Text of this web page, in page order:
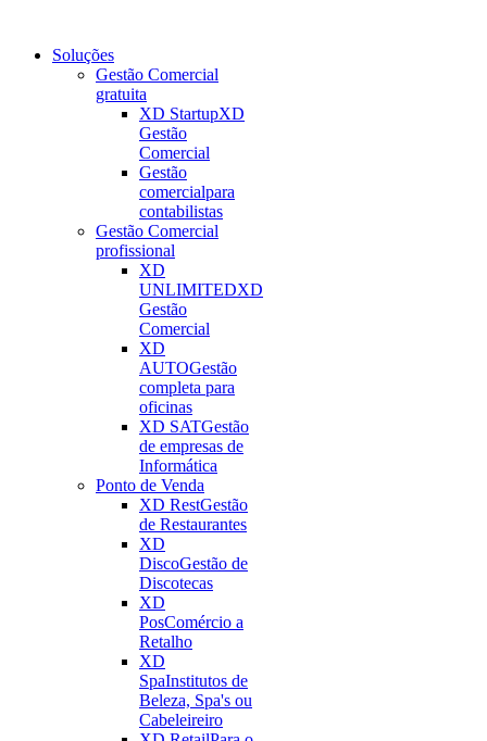
Soluções
Gestão Comercial
gratuita
XD StartupXD
Gestão
Comercial
Gestão
comercialpara
contabilistas
Gestão Comercial
profissional
XD
UNLIMITEDXD
Gestão
Comercial
XD
AUTOGestão
completa para
oficinas
XD SATGestão
de empresas de
Informática
Ponto de Venda
XD RestGestão
de Restaurantes
XD
DiscoGestão de
Discotecas
XD
PosComércio a
Retalho
XD
SpaInstitutos de
Beleza, Spa's ou
Cabeleireiro